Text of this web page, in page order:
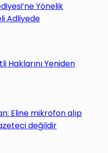
Yönelik
Adliyede
Haklarını Yeniden
Eline mikrofon alıp
değildir